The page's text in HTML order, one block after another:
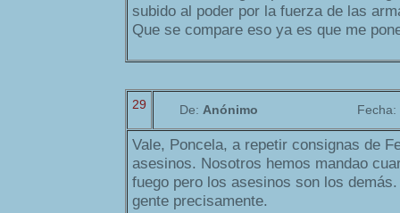
subido al poder por la fuerza de las
Que se compare eso ya es que me
29 De: Anónimo Fecha:
Vale, Poncela, a repetir consignas de
asesinos. Nosotros hemos mandao
fuego pero los asesinos son los
gente precisamente.